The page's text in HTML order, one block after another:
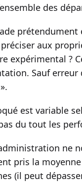
des
aux
expérimental ?
Sauf erreur
est variable
du tout les
ne
pris la
(il peut